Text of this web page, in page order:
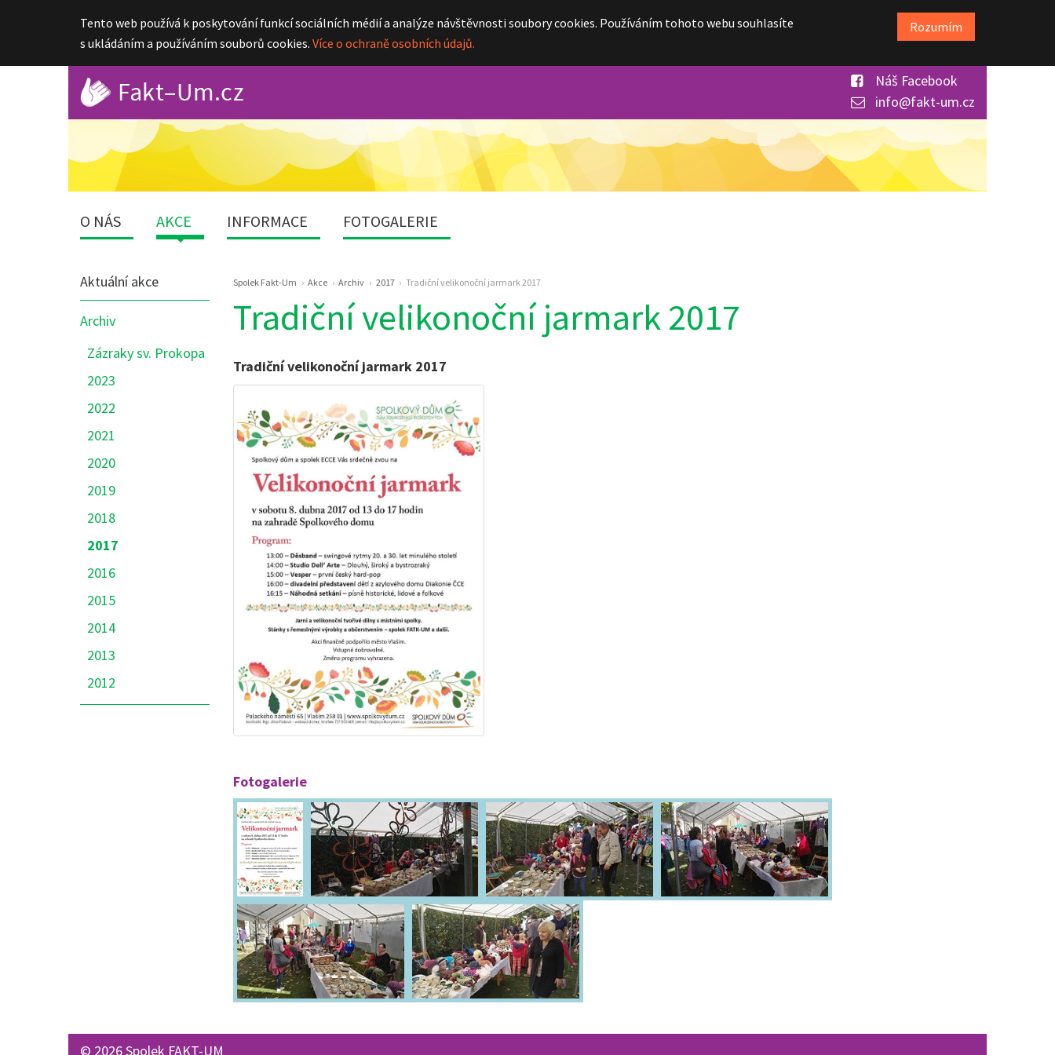
Tento web používá k poskytování funkcí sociálních médií a analýze návštěvnosti soubory cookies. Používáním tohoto webu souhlasíte
s ukládáním a používáním souborů cookies. Více o ochraně osobních údajů.
Rozumím
Náš Facebook
info@fakt-um.cz
O NÁS AKCE INFORMACE FOTOGALERIE
Spolek Fakt-Um Akce Archiv 2017 Tradiční velikonoční jarmark 2017
Tradiční velikonoční jarmark 2017
Tradiční velikonoční jarmark 2017
Fotogalerie
Nabídka
Akce
Aktuální akce
Archiv
Zázraky sv. Prokopa
2023
2022
2021
2020
2019
2018
2017
2016
2015
2014
2013
2012
© 2026 Spolek FAKT-UM